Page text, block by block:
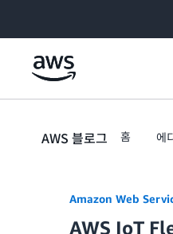
AWS 블로그 홈 에
Amazon Web
AWS IoT